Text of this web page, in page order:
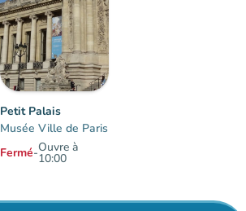
Petit Palais
Musée Ville de Paris
Fermé-Ouvre à
10:00